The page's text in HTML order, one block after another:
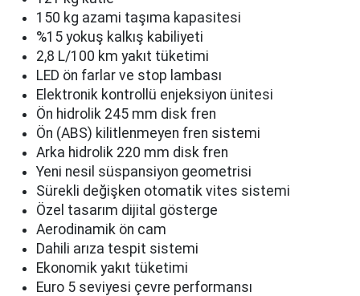
150 kg azami taşıma kapasitesi
%15 yokuş kalkış kabiliyeti
2,8 L/100 km yakıt tüketimi
LED ön farlar ve stop lambası
Elektronik kontrollü enjeksiyon ünitesi
Ön hidrolik 245 mm disk fren
Ön (ABS) kilitlenmeyen fren sistemi
Arka hidrolik 220 mm disk fren
Yeni nesil süspansiyon geometrisi
Sürekli değişken otomatik vites sistemi
Özel tasarım dijital gösterge
Aerodinamik ön cam
Dahili arıza tespit sistemi
Ekonomik yakıt tüketimi
Euro 5 seviyesi çevre performansı